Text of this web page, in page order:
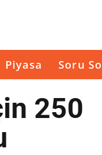
Piyasa Soru
250